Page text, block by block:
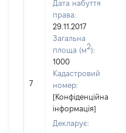
7
Дата набуття
права:
29.11.2017
Загальна
площа (м2):
1000
Кадастровий
номер:
[Конфіденційна
інформація]
Декларує: